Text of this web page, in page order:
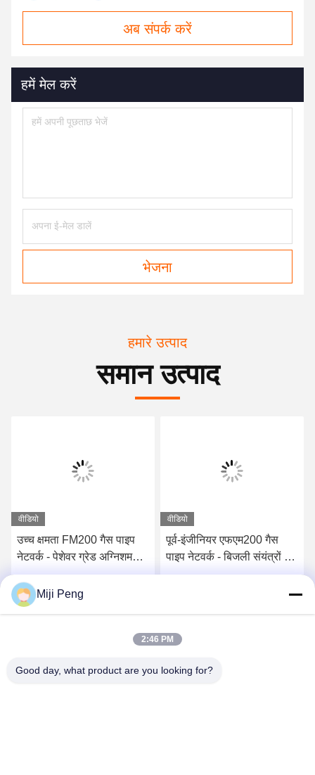
अब संपर्क करें
हमें मेल करें
भेजना
हमारे उत्पाद
समान उत्पाद
वीडियो
उच्च क्षमता FM200 गैस पाइप
नेटवर्क - पेशेवर ग्रेड अग्निशमन
उपकरण
सबसे अच्छी कीमत पाएं
वीडियो
पूर्व-इंजीनियर एफएम200 गैस
पाइप नेटवर्क - बिजली संयंत्रों के
लिए विश्वसनीय निष्क्रिय गैस
Miji Peng
2:46 PM
Good day, what product are you looking for?